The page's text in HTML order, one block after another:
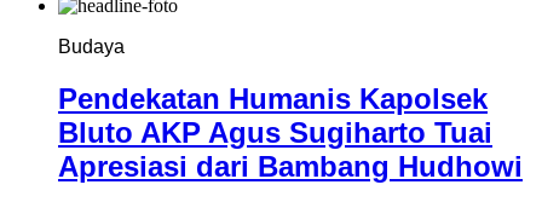
Budaya
Pendekatan Humanis Kapolsek
Bluto AKP Agus Sugiharto Tuai
Apresiasi dari Bambang Hudhowi